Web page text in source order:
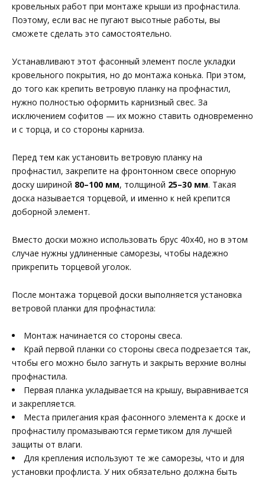
кровельных работ при монтаже крыши из профнастила.
Поэтому, если вас не пугают высотные работы, вы
сможете сделать это самостоятельно.
Устанавливают этот фасонный элемент после укладки
кровельного покрытия, но до монтажа конька. При этом,
до того как крепить ветровую планку на профнастил,
нужно полностью оформить карнизный свес. За
исключением софитов — их можно ставить одновременно
и с торца, и со стороны карниза.
Перед тем как установить ветровую планку на
профнастил, закрепите на фронтонном свесе опорную
доску шириной 80–100 мм, толщиной 25–30 мм. Такая
доска называется торцевой, и именно к ней крепится
доборной элемент.
Вместо доски можно использовать брус 40х40, но в этом
случае нужны удлиненные саморезы, чтобы надежно
прикрепить торцевой уголок.
После монтажа торцевой доски выполняется установка
ветровой планки для профнастила:
Монтаж начинается со стороны свеса.
Край первой планки со стороны свеса подрезается так,
чтобы его можно было загнуть и закрыть верхние волны
профнастила.
Первая планка укладывается на крышу, выравнивается
и закрепляется.
Места прилегания края фасонного элемента к доске и
профнастилу промазываются герметиком для лучшей
защиты от влаги.
Для крепления используют те же саморезы, что и для
установки профлиста. У них обязательно должна быть